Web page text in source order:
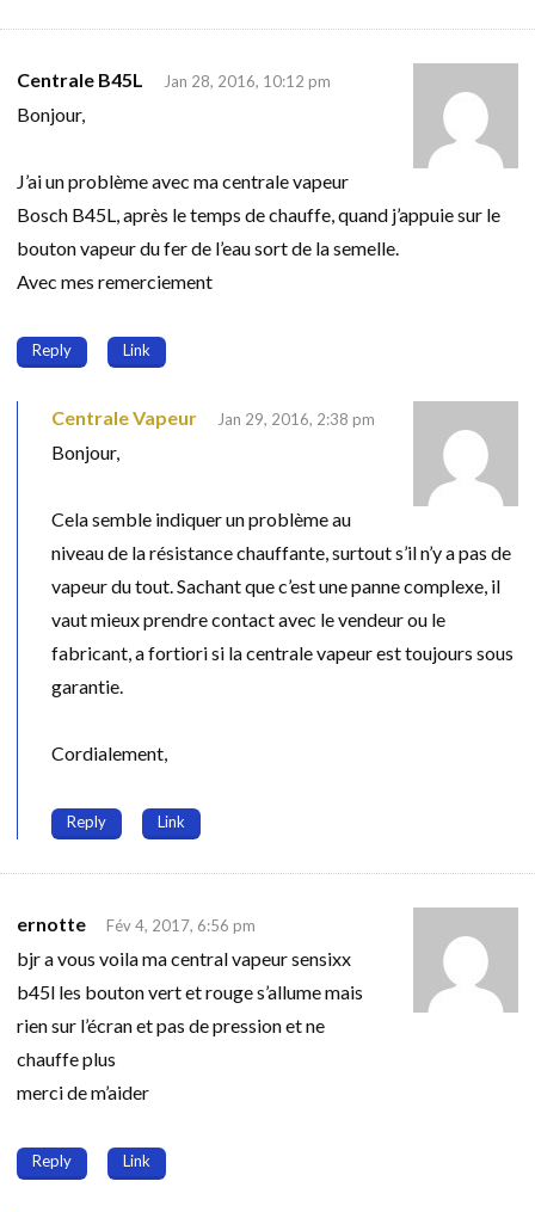
Centrale B45L Jan 28, 2016, 10:12 pm
Bonjour,
J’ai un problème avec ma centrale vapeur
Bosch B45L, après le temps de chauffe, quand j’appuie sur le
bouton vapeur du fer de l’eau sort de la semelle.
Avec mes remerciement
Reply Link
Centrale Vapeur Jan 29, 2016, 2:38 pm
Bonjour,
Cela semble indiquer un problème au
niveau de la résistance chauffante, surtout s’il n’y a pas de
vapeur du tout. Sachant que c’est une panne complexe, il
vaut mieux prendre contact avec le vendeur ou le
fabricant, a fortiori si la centrale vapeur est toujours sous
garantie.
Cordialement,
Reply Link
ernotte Fév 4, 2017, 6:56 pm
bjr a vous voila ma central vapeur sensixx
b45l les bouton vert et rouge s’allume mais
rien sur l’écran et pas de pression et ne
chauffe plus
merci de m’aider
Reply Link